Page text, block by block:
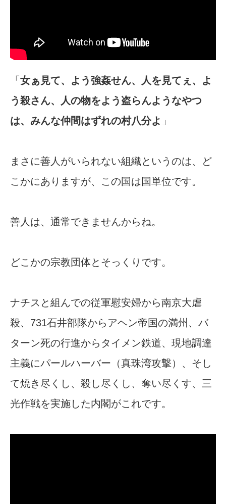
「 女ぁ見て、よう強姦せん、人を見てぇ、よ
う殺さん、人の物をよう盗らんようなやつ
は、みんな仲間はずれの村八分よ 」
まさに善人がいられない組織というのは、ど
こかにありますが、この国は国単位です。
善人は、通常できませんからね。
どこかの宗教団体とそっくりです。
ナチスと組んでの従軍慰安婦から南京大虐
殺、731石井部隊からアヘン帝国の満州、バ
ターン死の行進からタイメン鉄道、現地調達
主義にパールハーバー（真珠湾攻撃）、そし
て焼き尽くし、殺し尽くし、奪い尽くす、三
光作戦を実施した内閣がこれです。